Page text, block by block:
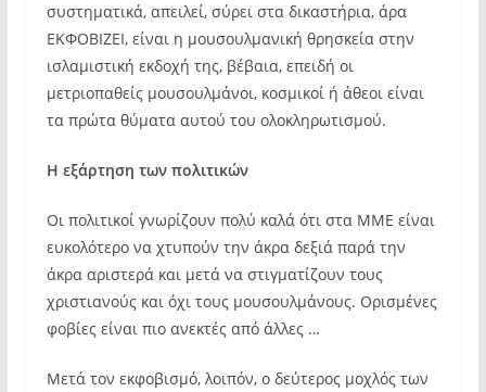
συστηματικά, απειλεί, σύρει στα δικαστήρια, άρα
ΕΚΦΟΒΙΖΕΙ, είναι η μουσουλμανική θρησκεία στην
ισλαμιστική εκδοχή της, βέβαια, επειδή οι
μετριοπαθείς μουσουλμάνοι, κοσμικοί ή άθεοι είναι
τα πρώτα θύματα αυτού του ολοκληρωτισμού.
Η εξάρτηση των πολιτικών
Οι πολιτικοί γνωρίζουν πολύ καλά ότι στα ΜΜΕ είναι
ευκολότερο να χτυπούν την άκρα δεξιά παρά την
άκρα αριστερά και μετά να στιγματίζουν τους
χριστιανούς και όχι τους μουσουλμάνους. Ορισμένες
φοβίες είναι πιο ανεκτές από άλλες …
Μετά τον εκφοβισμό, λοιπόν, ο δεύτερος μοχλός των